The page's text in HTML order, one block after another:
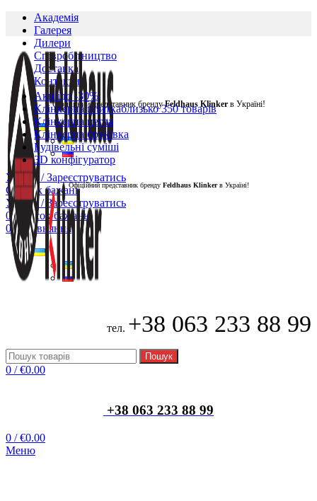
Академія
Галерея
Дилери
Cпівробітництво
Доставка
Контакти
Офіційний представник брендуFeldhaus Klinkerв Україні!
Увійти / Зареєструватись
Список бажань
Увійти / Зареєструватись
0Список бажань
0 Порівняння
тел. +38 063 233 88 99
Пошук
0 / €0.00
+38 063 233 88 99
0 / €0.00
Меню
Акціїдо -30%
Клінкерна плиткаблизько 350 товарів
Клінкерна цегла
Клінкерна бруківка
Будівельні суміші
3D конфігуратор
Офіційний представник бренду Feldhaus Klinkerв Україні!